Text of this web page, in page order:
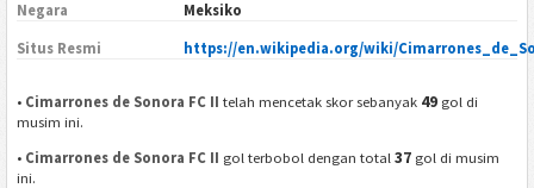
Negara Meksiko
Situs Resmi https://en.wikipedia.org/wiki/
• Cimarrones de Sonora FC II telah mencetak skor sebanyak 49 gol di
musim ini.
• Cimarrones de Sonora FC II gol terbobol dengan total37 gol di musim
ini.